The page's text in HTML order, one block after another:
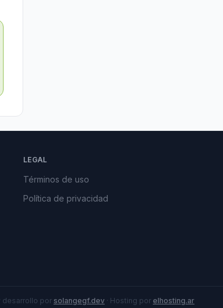
LEGAL
Términos de uso
Política de privacidad
desarrollo por solangegf.dev · Hosting por elhosting.ar